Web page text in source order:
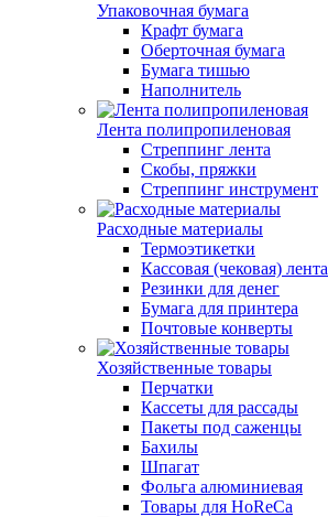
Упаковочная бумага
Крафт бумага
Оберточная бумага
Бумага тишью
Наполнитель
Лента полипропиленовая
Стреппинг лента
Скобы, пряжки
Стреппинг инструмент
Расходные материалы
Термоэтикетки
Кассовая (чековая) лента
Резинки для денег
Бумага для принтера
Почтовые конверты
Хозяйственные товары
Перчатки
Кассеты для рассады
Пакеты под саженцы
Бахилы
Шпагат
Фольга алюминиевая
Товары для HoReCa